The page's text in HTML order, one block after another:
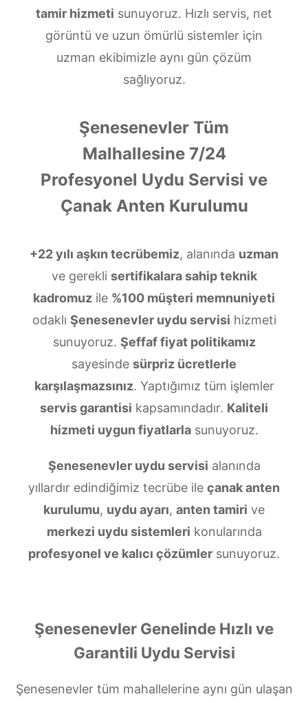
tamir hizmeti sunuyoruz. Hızlı servis, net
görüntü ve uzun ömürlü sistemler için
uzman ekibimizle aynı gün çözüm
sağlıyoruz.
Şenesenevler Tüm
Malhallesine 7/24
Profesyonel Uydu Servisi ve
Çanak Anten Kurulumu
+22 yılı aşkın tecrübemiz, alanında uzman
ve gerekli sertifikalara sahip teknik
kadromuz ile %100 müşteri memnuniyeti
odaklı Şenesenevler uydu servisi hizmeti
sunuyoruz. Şeffaf fiyat politikamız
sayesinde sürpriz ücretlerle
karşılaşmazsınız. Yaptığımız tüm işlemler
servis garantisi kapsamındadır. Kaliteli
hizmeti uygun fiyatlarlasunuyoruz.
Şenesenevler uydu servisi alanında
yıllardır edindiğimiz tecrübe ile çanak anten
kurulumu, uydu ayarı, anten tamiri ve
merkezi uydu sistemleri konularında
profesyonel ve kalıcı çözümler sunuyoruz.
Şenesenevler Genelinde Hızlı ve
Garantili Uydu Servisi
Şenesenevler tüm mahallelerine aynı gün ulaşan